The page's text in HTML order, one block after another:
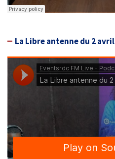
La Libre antenne du 2 avril